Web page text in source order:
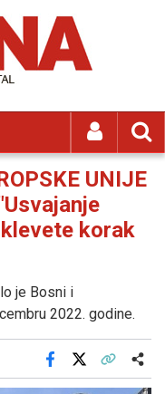
UNIJE
korak
je Bosni i
2022. godine.
Facebook